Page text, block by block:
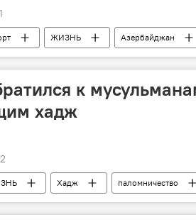
ЖИЗНЬ Азербайджан
Национальное антидопинговое агентство
к
хадж
Хадж паломничество